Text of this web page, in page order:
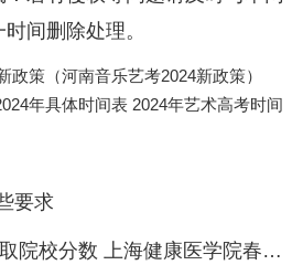
合（一）、综合（二）。综合
的6月份。
间删除处理。
政策（河南音乐艺考2024新政策）
年具体时间表 2024年艺术高考时间
要求
2023上海春考录取院校分数 上海健康医学院春考分数线